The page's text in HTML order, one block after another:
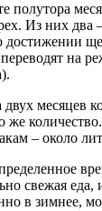
полутора
Из них два –
достижении
на
двух месяцев
же
– около
свежая
в зимнее,